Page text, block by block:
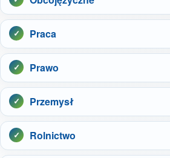
Praca
Prawo
Przemysł
Rolnictwo